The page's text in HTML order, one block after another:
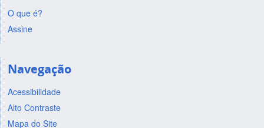
O que é?
Assine
Navegação
Acessibilidade
Alto Contraste
Mapa do Site